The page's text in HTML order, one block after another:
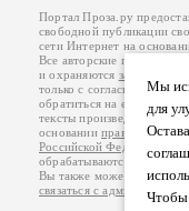
Мы
для
Чтобы
Портал Проза.ру
свободной публикации
сети Интернет на
Все авторские права на
и охраняются законом
.
только с согласия его
обратиться на его
тексты произведений
основанииправил
Российской Федерации
обрабатываются на
Вы также можете
связаться с администрацией